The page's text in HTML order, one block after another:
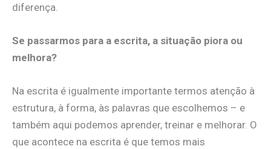
diferença.
Se passarmos para a escrita, a situação piora ou
melhora?
Na escrita é igualmente importante termos atenção à
estrutura, à forma, às palavras que escolhemos – e
também aqui podemos aprender, treinar e melhorar. O
que acontece na escrita é que temos mais